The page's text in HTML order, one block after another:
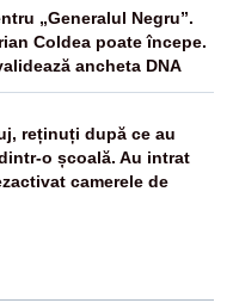
„Generalul Negru”.
Coldea poate începe.
ancheta DNA
reținuți după ce au
o școală. Au intrat
camerele de